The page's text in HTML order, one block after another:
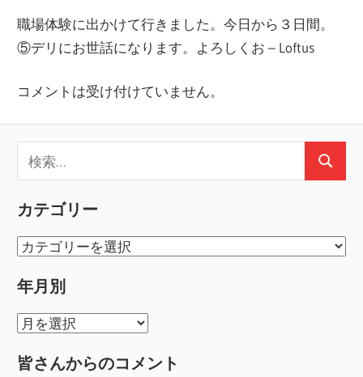
ー
シ
職場体験に出かけて行きました。今日から３日間。
⑤デリにお世話になります。よろしくお – Loftus
コメントは受け付けていません。
索:
検
カテゴリー
カ
ゴ
リ
ー
年月別
年
別
皆さんからのコメント